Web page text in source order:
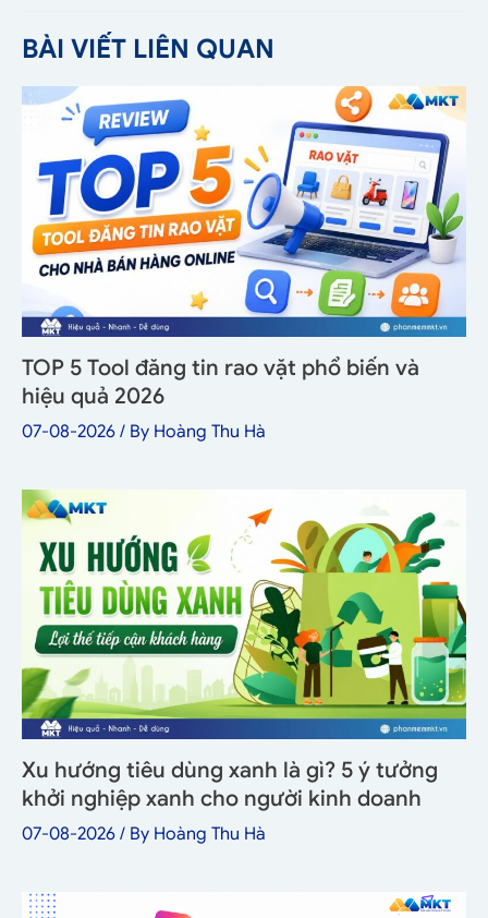
BÀI VIẾT LIÊN QUAN
TOP 5 Tool đăng tin rao vặt phổ biến và
hiệu quả 2026
07-08-2026 / By Hoàng Thu Hà
Xu hướng tiêu dùng xanh là gì? 5 ý tưởng
khởi nghiệp xanh cho người kinh doanh
07-08-2026 / By Hoàng Thu Hà